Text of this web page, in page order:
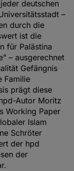
deutschen
–
durch die
ist die
für Palästina
– ausgerechnet
Gefängnis
Familie
prägt diese
Autor Moritz
Working Paper
Islam
Schröter
der hpd
der